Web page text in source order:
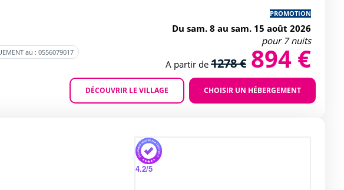
Agrandir
au : 0556079017
PROMOTION
Du sam. 8 au sam. 15 août 2026
pour 7 nuits
A partir de 1278 € 894 €
DÉCOUVRIR LE VILLAGE CHOISIR UN HÉBERGEMENT
4.2/5